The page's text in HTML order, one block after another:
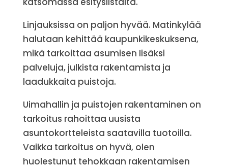
Linjauksissa on paljon hyvää. Matinkylää
halutaan kehittää kaupunkikeskuksena,
mikä tarkoittaa asumisen lisäksi
palveluja, julkista rakentamista ja
laadukkaita puistoja.
Uimahallin ja puistojen rakentaminen on
tarkoitus rahoittaa uusista
asuntokortteleista saatavilla tuotoilla.
Vaikka tarkoitus on hyvä, olen
huolestunut tehokkaan rakentamisen